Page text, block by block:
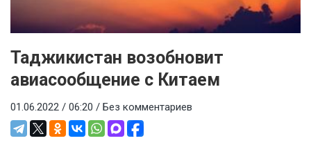
Таджикистан возобновит
авиасообщение с Китаем
01.06.2022 / 06:20 / Без комментариев